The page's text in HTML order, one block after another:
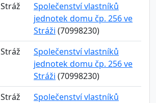
Stráž
Společenství vlastníků
jednotek domu čp. 256 ve
Stráži (70998230)
Stráž
Společenství vlastníků
jednotek domu čp. 256 ve
Stráži (70998230)
Stráž
Společenství vlastníků